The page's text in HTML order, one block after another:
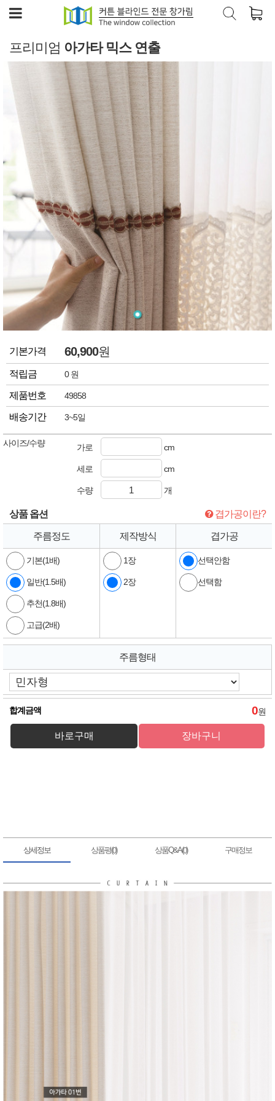
프리미엄 아가타 믹스 연출
기본가격 60,900원
적립금 0 원
제품번호 49858
배송기간 3~5일
사이즈/수량 가로 cm
세로 cm
수량 개
상품 옵션 겹가공이란?
주름정도
기본(1배)
일반(1.5배)
추천(1.8배)
고급(2배)
제작방식
1장
2장
겹가공
선택안함
선택함
주름형태
합계금액 0원
상세정보 상품평(0) 상품Q&A(0) 구매정보